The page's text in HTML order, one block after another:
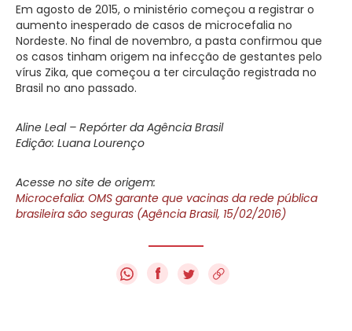
Em agosto de 2015, o ministério começou a registrar o
aumento inesperado de casos de microcefalia no
Nordeste. No final de novembro, a pasta confirmou que
os casos tinham origem na infecção de gestantes pelo
vírus Zika, que começou a ter circulação registrada no
Brasil no ano passado.
Aline Leal – Repórter da Agência Brasil
Edição: Luana Lourenço
Acesse no site de origem:
Microcefalia: OMS garante que vacinas da rede pública
brasileira são seguras (Agência Brasil, 15/02/2016)
f